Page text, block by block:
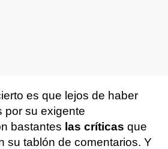
es que lejos de haber
por su exigente
bastantes las críticas que
su tablón de comentarios. Y